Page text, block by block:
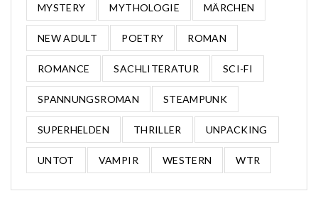
MYSTERY MYTHOLOGIE MÄRCHEN
NEW ADULT POETRY ROMAN
ROMANCE SACHLITERATUR SCI-FI
SPANNUNGSROMAN STEAMPUNK
SUPERHELDEN THRILLER UNPACKING
UNTOT VAMPIR WESTERN WTR